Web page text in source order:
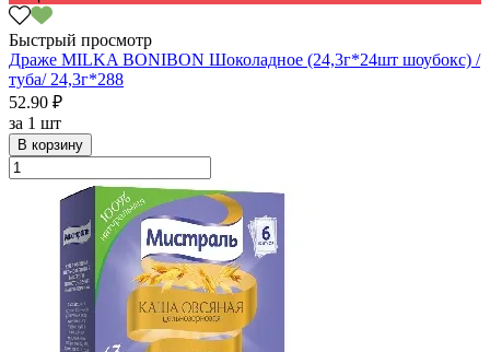
Быстрый просмотр
Драже MILKA BONIBON Шоколадное (24,3г*24шт шоубокс) /
туба/ 24,3г*288
52.90 ₽
за 1 шт
В корзину